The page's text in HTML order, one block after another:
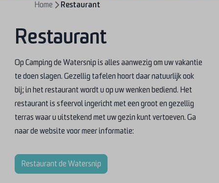
Home Restaurant
Restaurant
Op Camping de Watersnip is alles aanwezig om uw vakantie
te doen slagen. Gezellig tafelen hoort daar natuurlijk ook
bij; in het restaurant wordt u op uw wenken bediend. Het
restaurant is sfeervol ingericht met een groot en gezellig
terras waar u uitstekend met uw gezin kunt vertoeven. Ga
naar de website voor meer informatie:
Restaurant de Watersnip